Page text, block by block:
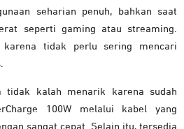
seharian penuh, bahkan saat
seperti gaming atau streaming.
tidak perlu sering mencari
tidak kalah menarik karena sudah
100W melalui kabel yang
sangat cepat. Selain itu, tersedia